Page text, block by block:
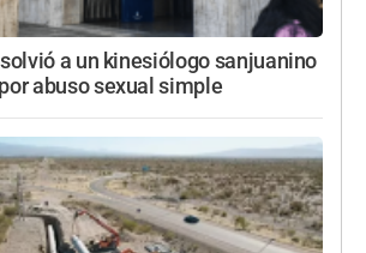
a un kinesiólogo sanjuanino
abuso sexual simple